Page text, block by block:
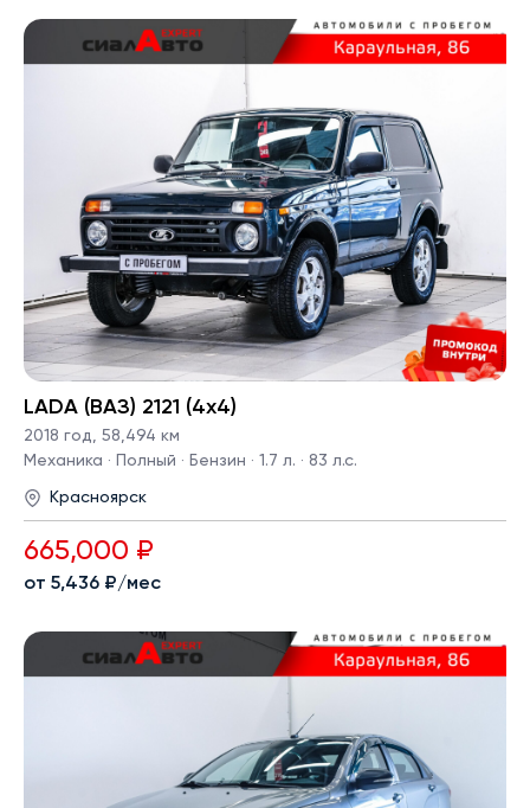
LADA (ВАЗ) 2121 (4x4)
2018 год, 58,494 км
Механика · Полный · Бензин · 1.7 л. · 83 л.с.
Красноярск
665,000 ₽
от 5,436 ₽/мес